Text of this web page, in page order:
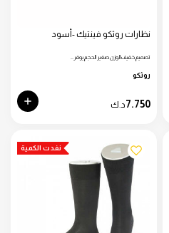
نظارات روثكو فينتيك -أسود
تصميم خفيف الوزن صغير الحجم يوفر…
روثكو
7.750د.ك
نفدت الكمية